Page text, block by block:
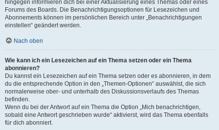
hingegen informieren dich bei einer Aktualisierung eines Themas oder eines
Forums des Boards. Die Benachrichtigungsoptionen für Lesezeichen und
Abonnements können im persönlichen Bereich unter „Benachrichtigungen
einstellen“ geändert werden.
Nach oben
Wie kann ich ein Lesezeichen auf ein Thema setzen oder ein Thema
abonnieren?
Du kannst ein Lesezeichen auf ein Thema setzen oder es abonnieren, in dem
du die entsprechende Option in den „Themen-Optionen“ auswählst, die sich
normalerweise ober- und unterhalb des Diskussionsverlaufs des Themas
befinden.
Wenn du bei der Antwort auf ein Thema die Option „Mich benachrichtigen,
sobald eine Antwort geschrieben wurde“ aktivierst, wird das Thema ebenfalls
für dich abonniert.